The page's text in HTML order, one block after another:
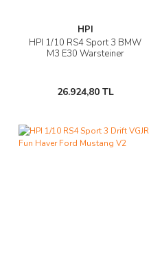
HPI
HPI 1/10 RS4 Sport 3 BMW
M3 E30 Warsteiner
26.924,80 TL